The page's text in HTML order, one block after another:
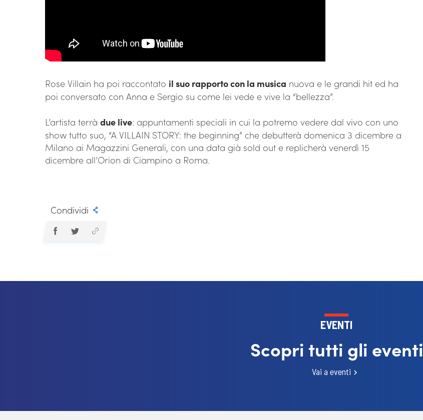
Rose Villain ha poi raccontato il suo rapporto con la musica nuova e le grandi hit ed ha
poi conversato con Anna e Sergio su come lei vede e vive la “bellezza”.
L’artista terrà due live: appuntamenti speciali in cui la potremo vedere dal vivo con uno
show tutto suo, “A VILLAIN STORY: the beginning” che debutterà domenica 3 dicembre a
Milano ai Magazzini Generali, con una data già sold out e replicherà venerdì 15
dicembre all’Orion di Ciampino a Roma.
Condividi
EVENTI
Scopri tutti gli eventi
Vai a eventi